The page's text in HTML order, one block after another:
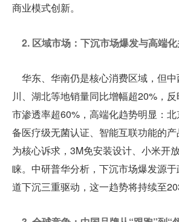
商业模式创新。
2. 区域市场：下沉市场爆发与高端
华东、华南仍是核心消费区域，但
川、湖北等地销量同比增幅超20%，
市渗透率超60%，高端化趋势明显：
备医疗级无菌认证、智能互联功能的
为核心诉求，3M免安装设计、小米开
睐。中研普华分析，下沉市场爆发源
道下沉三重驱动，这一趋势将持续至